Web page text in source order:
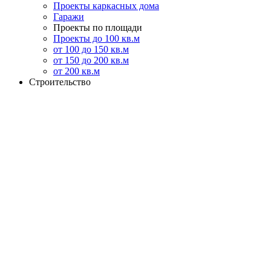
Проекты каркасных дома
Гаражи
Проекты по площади
Проекты до 100 кв.м
от 100 до 150 кв.м
от 150 до 200 кв.м
от 200 кв.м
Строительство